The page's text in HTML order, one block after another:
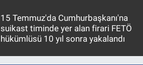
15 Temmuz'da Cumhurbaşkanı'na
suikast timinde yer alan firari FETÖ
hükümlüsü 10 yıl sonra yakalandı